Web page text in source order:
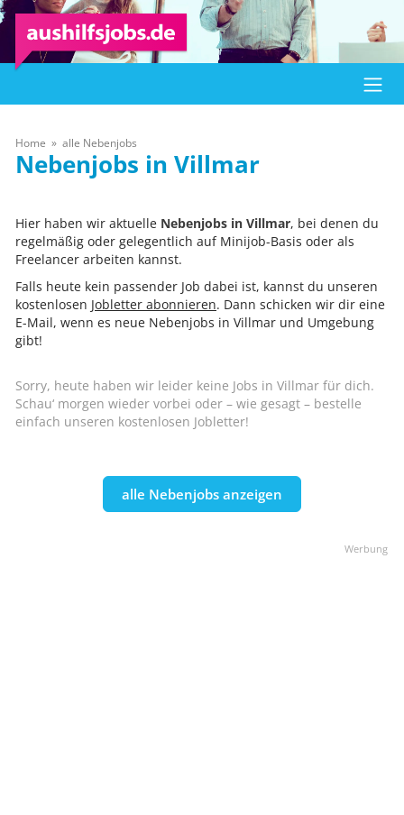
Home alle Nebenjobs
Villmar
Hier haben wir aktuelle Nebenjobs in Villmar, bei denen du
regelmäßig oder gelegentlich auf Minijob-Basis oder als
Freelancer arbeiten kannst.
Falls heute kein passender Job dabei ist, kannst du unseren
kostenlosen Jobletter abonnieren. Dann schicken wir dir eine
E-Mail, wenn es neue Nebenjobs in Villmar und Umgebung
gibt!
Sorry, heute haben wir leider keine Jobs in Villmar für dich.
Schau‘ morgen wieder vorbei oder – wie gesagt – bestelle
einfach unseren kostenlosen Jobletter!
alle Nebenjobs anzeigen